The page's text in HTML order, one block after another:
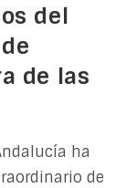
del
de las
ha
de